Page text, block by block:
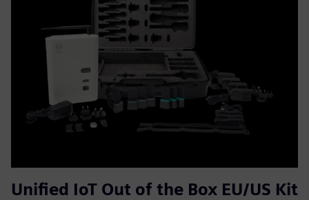
Unified IoT Out of the Box EU/US Kit